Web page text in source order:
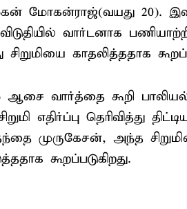
மோகன்ராஜ்(வயது 20).
வார்டனாக பணியாற்றி
காதலித்ததாக
ஆசை வார்த்தை கூறி
எதிர்ப்பு தெரிவித்து
முருகேசன், அந்த
கூறப்படுகிறது.